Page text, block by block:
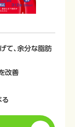
て、余分な脂肪
改善
る